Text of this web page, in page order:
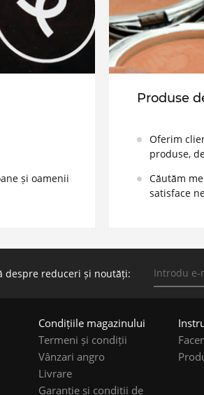
și oamenii
Produse
Oferim
produse,
Căutăm
satisface
despre reduceri și noutăți:
Condițiile magazinului
Termeni și condiții
Vânzari angro
Livrare
Garanție și condiții de